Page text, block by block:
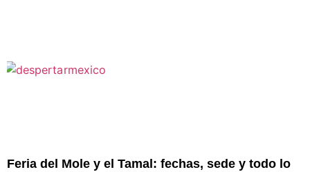
Feria del Mole y el Tamal: fechas, sede y todo lo